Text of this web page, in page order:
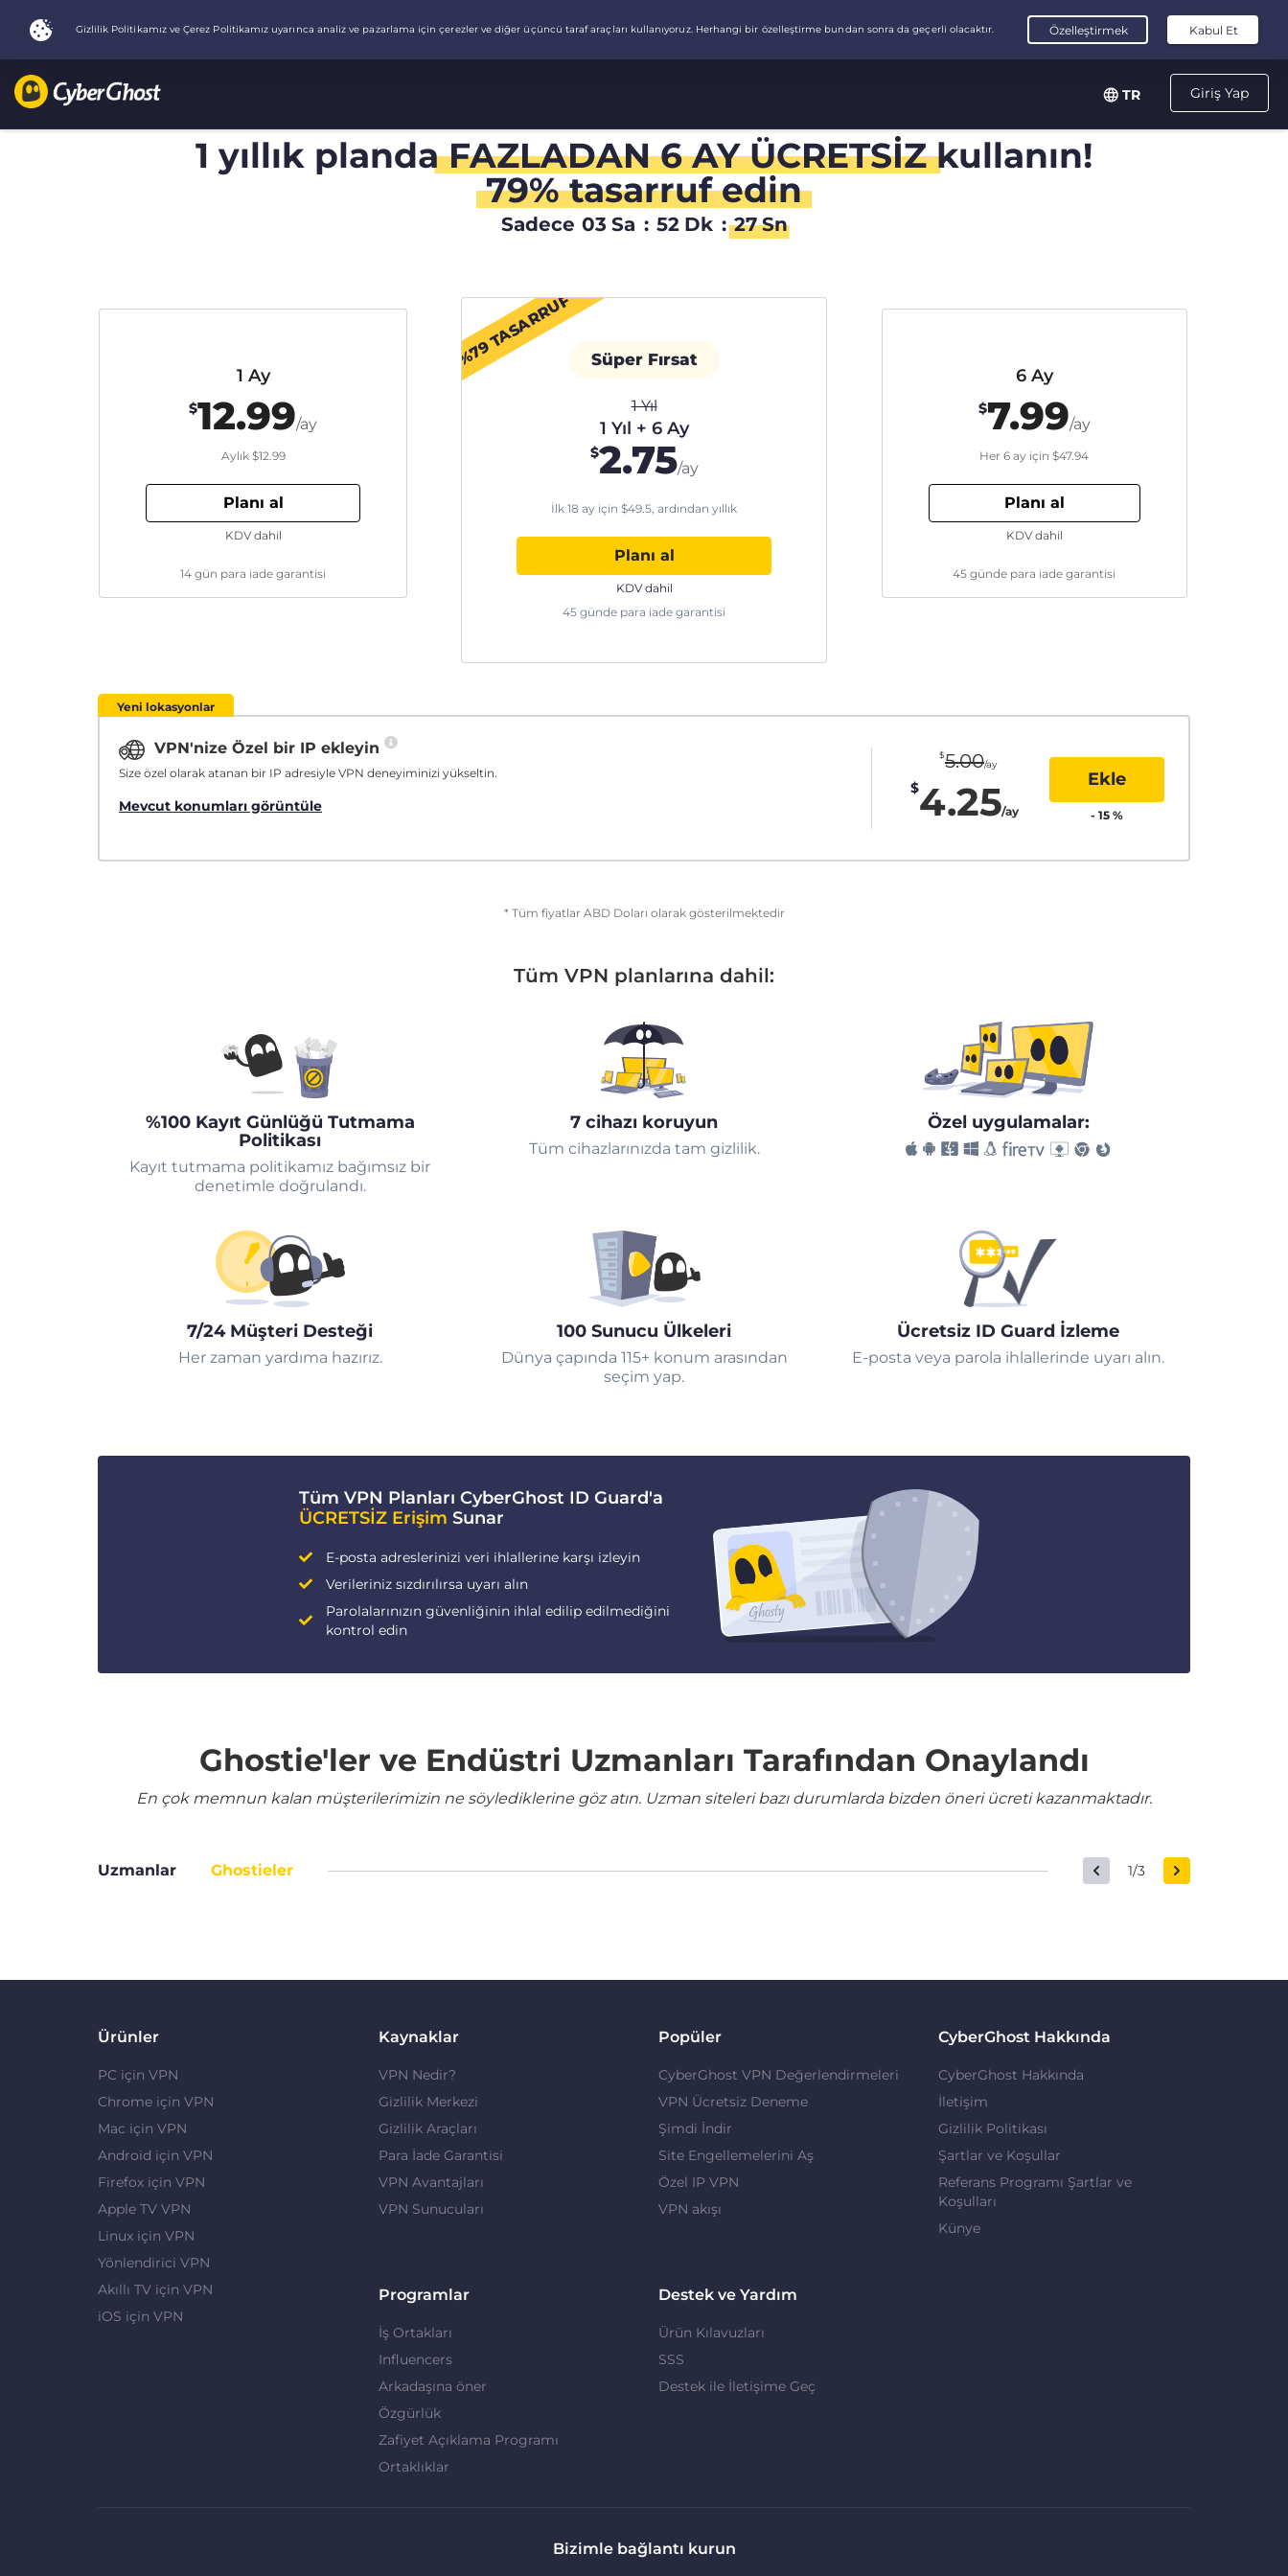
Giriş Yap
TR
1 yıllık plandaFAZLADAN 6 AY ÜCRETSİZkullanın!
79% tasarruf edin
Sadece 03 Sa : 52 Dk : 26 Sn
%79 TASARRUF Süper Fırsat
1 Yıl
1 Yıl + 6 Ay
$2.75/ay
İlk 18 ay için $49.5 , ardından yıllık
Planı al
KDV dahil
45 günde para iade garantisi
6 Ay
$7.99/ay
Her 6 ay için$47.94
Planı al
45 günde para iade garantisi
KDV dahil
1 Ay
$12.99/ay
Aylık $12.99
Planı al
14 gün para iade garantisi
KDV dahil
Yeni lokasyonlar
VPN'nize Özel bir IP ekleyin
Size özel olarak atanan bir IP adresiyle VPN deneyiminizi yükseltin.
Mevcut konumları görüntüle
$5.00/ay
$4.25/ay
Ekle
- 15 %
* Tüm fiyatlar ABD Doları olarak gösterilmektedir
Tüm VPN planlarına dahil:
%100 Kayıt Günlüğü Tutmama
Politikası
Kayıt tutmama politikamız bağımsız bir
denetimle doğrulandı.
7 cihazı koruyun
Tüm cihazlarınızda tam gizlilik.
Özel uygulamalar:
7/24 Müşteri Desteği
Her zaman yardıma hazırız.
100 Sunucu Ülkeleri
Dünya çapında 115+ konum arasından
seçim yap.
Ücretsiz ID Guard İzleme
E-posta veya parola ihlallerinde uyarı alın.
Tüm VPN Planları CyberGhost ID Guard'a
ÜCRETSİZ Erişim Sunar
E-posta adreslerinizi veri ihlallerine karşı izleyin
Verileriniz sızdırılırsa uyarı alın
Parolalarınızın güvenliğinin ihlal edilip edilmediğini
kontrol edin
Ghostie'ler ve Endüstri Uzmanları Tarafından Onaylandı
En çok memnun kalan müşterilerimizin ne söylediklerine göz atın. Uzman siteleri bazı durumlarda bizden öneri ücreti kazanmaktadır.
Uzmanlar Ghostieler 1/3
Ürünler
PC için VPN
Chrome için VPN
Mac için VPN
Android için VPN
Firefox için VPN
Apple TV VPN
Linux için VPN
Yönlendirici VPN
Akıllı TV için VPN
iOS için VPN
Kaynaklar
VPN Nedir?
Gizlilik Merkezi
Gizlilik Araçları
Para İade Garantisi
VPN Avantajları
VPN Sunucuları
Popüler
CyberGhost VPN Değerlendirmeleri
VPN Ücretsiz Deneme
Şimdi İndir
Site Engellemelerini Aş
Özel IP VPN
VPN akışı
CyberGhost Hakkında
CyberGhost Hakkında
İletişim
Gizlilik Politikası
Şartlar ve Koşullar
Referans Programı Şartlar ve
Koşulları
Künye
Programlar
İş Ortakları
Influencers
Arkadaşına öner
Özgürlük
Zafiyet Açıklama Programı
Ortaklıklar
Destek ve Yardım
Ürün Kılavuzları
SSS
Destek ile İletişime Geç
Bizimle bağlantı kurun